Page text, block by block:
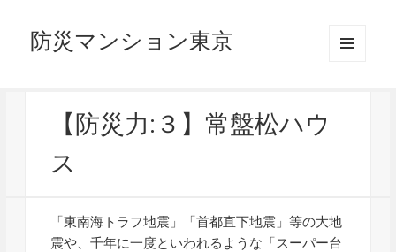
防災マンション東京
【防災力:３】常盤松ハウ
ス
「東南海トラフ地震」「首都直下地震」等の大地
震や、千年に一度といわれるような「スーパー台